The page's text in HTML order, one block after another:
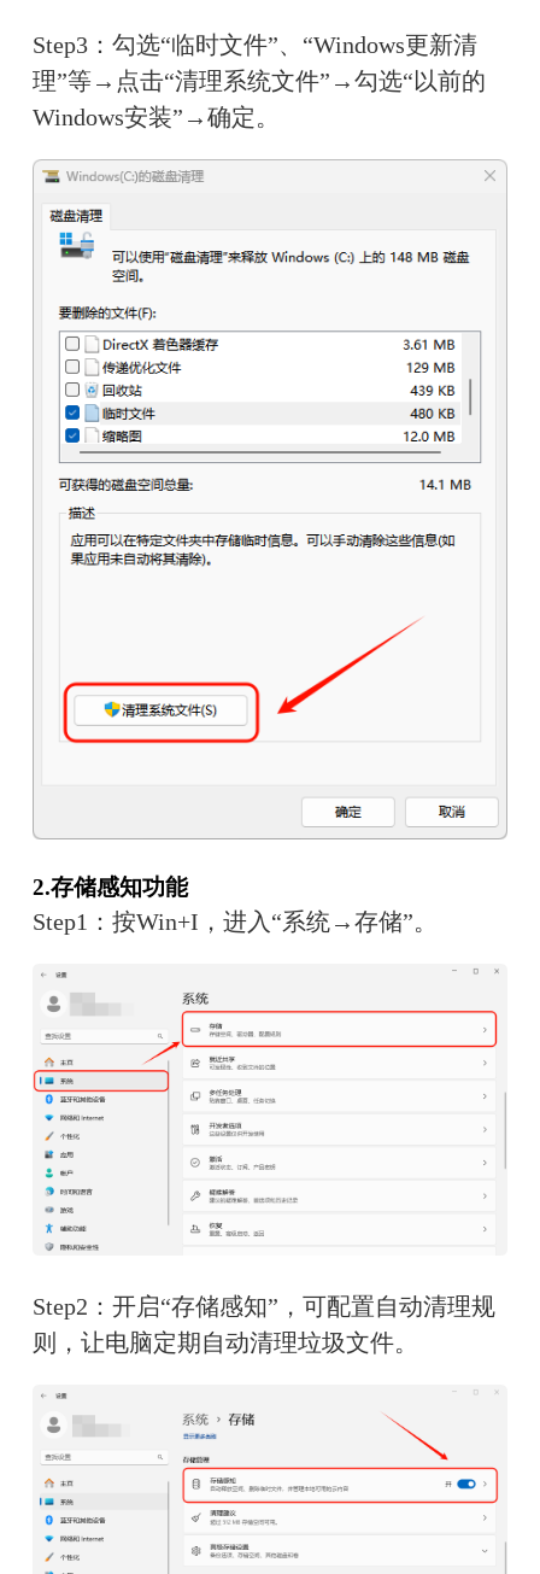
Step3：勾选“临时文件”、“Windows更新清
理”等→点击“清理系统文件”→勾选“以前的
Windows安装”→确定。
2.存储感知功能
Step1：按Win+I，进入“系统→存储”。
Step2：开启“存储感知”，可配置自动清理规
则，让电脑定期自动清理垃圾文件。